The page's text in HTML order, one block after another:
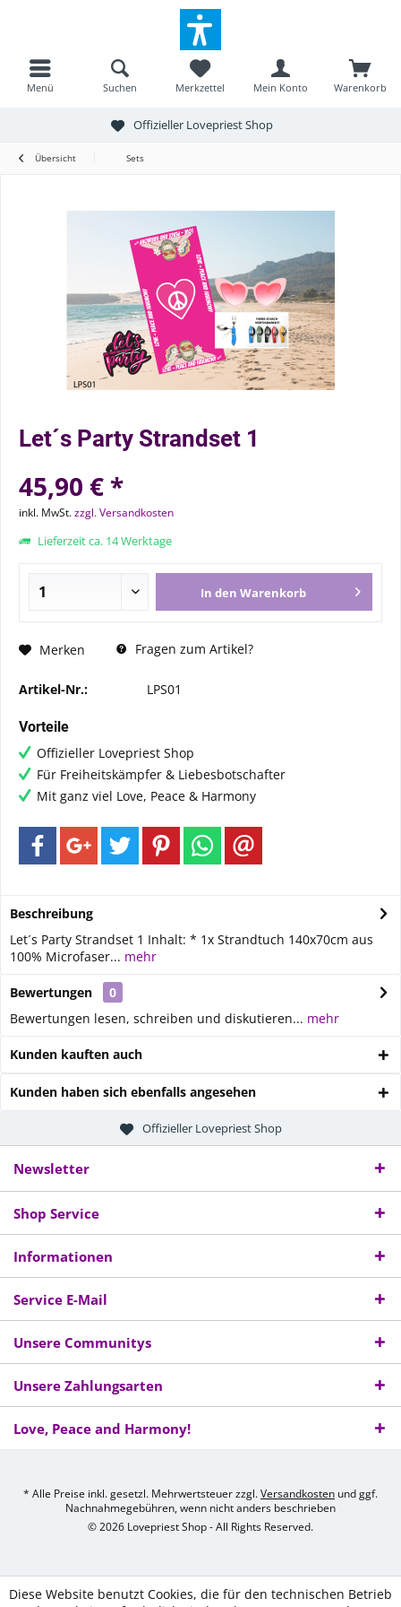
Menü Warenkorb
Merkzettel Mein Konto
Suchen
Offizieller Lovepriest Shop
Übersicht Sets
Let´s Party Strandset 1
45,90 € *
inkl. MwSt.zzgl. Versandkosten
Lieferzeit ca. 14 Werktage
In den Warenkorb
Merken Fragen zum Artikel?
Artikel-Nr.: LPS01
Vorteile
Offizieller Lovepriest Shop
Für Freiheitskämpfer & Liebesbotschafter
Mit ganz viel Love, Peace & Harmony
Beschreibung
Let´s Party Strandset 1 Inhalt: * 1x Strandtuch 140x70cm aus
100% Microfaser... mehr
Bewertungen
0
Bewertungen lesen, schreiben und diskutieren... mehr
Kunden kauften auch
Kunden haben sich ebenfalls angesehen
Offizieller Lovepriest Shop
Newsletter
Shop Service
Informationen
Service E-Mail
Unsere Communitys
Unsere Zahlungsarten
Love, Peace and Harmony!
* Alle Preise inkl. gesetzl. Mehrwertsteuer zzgl.Versandkosten und ggf.
Nachnahmegebühren, wenn nicht anders beschrieben
© 2026 Lovepriest Shop - All Rights Reserved.
Diese Website benutzt Cookies, die für den technischen Betrieb